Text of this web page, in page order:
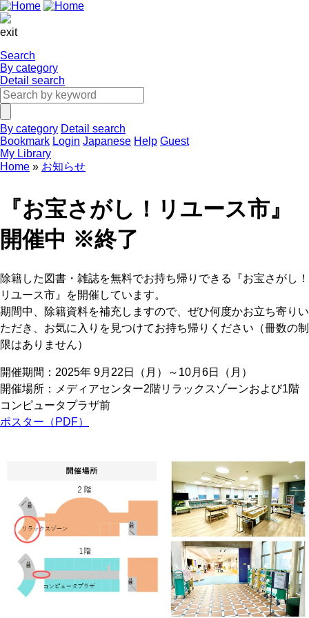
exit
Search
By category
Detail search
By category Detail search
Bookmark Login Japanese Help Guest
My Library
Home
お知らせ
『お宝さがし！リユース市』
開催中 ※終了
除籍した図書・雑誌を無料でお持ち帰りできる『お宝さがし！
リユース市』を開催しています。
期間中、除籍資料を補充しますので、ぜひ何度かお立ち寄りい
ただき、お気に入りを見つけてお持ち帰りください（冊数の制
限はありません）
開催期間：2025年 9月22日（月）～10月6日（月）
開催場所：メディアセンター2階リラックスゾーンおよび1階
コンピュータプラザ前
ポスター（PDF）